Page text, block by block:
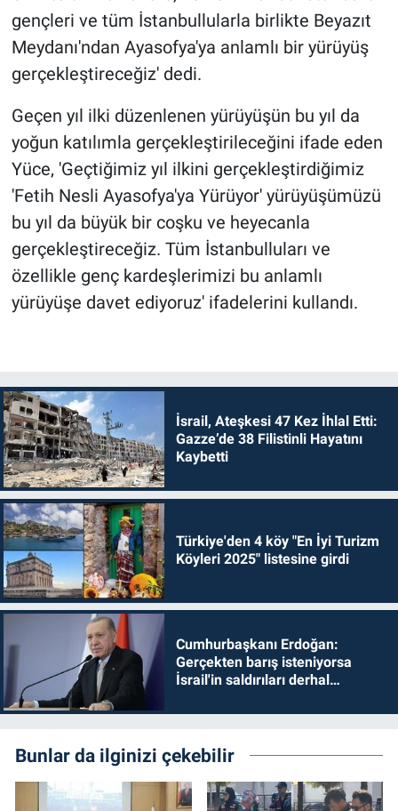
gençleri ve tüm İstanbullularla birlikte Beyazıt
Meydanı'ndan Ayasofya'ya anlamlı bir yürüyüş
gerçekleştireceğiz' dedi.
Geçen yıl ilki düzenlenen yürüyüşün bu yıl da
yoğun katılımla gerçekleştirileceğini ifade eden
Yüce, 'Geçtiğimiz yıl ilkini gerçekleştirdiğimiz
'Fetih Nesli Ayasofya'ya Yürüyor' yürüyüşümüzü
bu yıl da büyük bir coşku ve heyecanla
gerçekleştireceğiz. Tüm İstanbulluları ve
özellikle genç kardeşlerimizi bu anlamlı
yürüyüşe davet ediyoruz' ifadelerini kullandı.
İsrail, Ateşkesi 47 Kez İhlal Etti:
Gazze’de 38 Filistinli Hayatını
Kaybetti
Türkiye'den 4 köy "En İyi Turizm
Köyleri 2025" listesine girdi
Cumhurbaşkanı Erdoğan:
Gerçekten barış isteniyorsa
İsrail'in saldırıları derhal
Bunlar da ilginizi çekebilir